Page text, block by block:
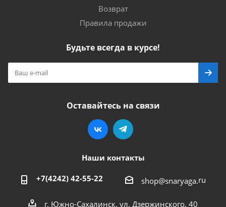
Возврат
Правила продажи
Будьте всегда в курсе!
Оставайтесь на связи
Наши контакты
+7(4242) 42-55-22 shop@snaryaga.ru
г. Южно-Сахалинск, ул. Дзержинского, 40